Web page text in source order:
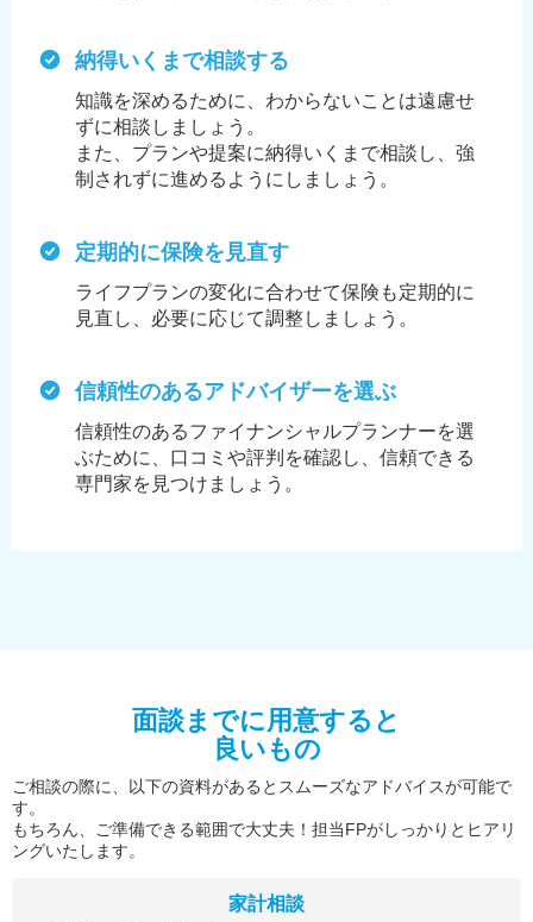
納得いくまで相談する
知識を深めるために、わからないことは遠慮せ
ずに相談しましょう。
また、プランや提案に納得いくまで相談し、強
制されずに進めるようにしましょう。
定期的に保険を見直す
ライフプランの変化に合わせて保険も定期的に
見直し、必要に応じて調整しましょう。
信頼性のあるアドバイザーを選ぶ
信頼性のあるファイナンシャルプランナーを選
ぶために、 口コミや評判を確認し、信頼できる
専門家を見つけましょう。
面談までに用意すると
良いもの
ご相談の際に、以下の資料があるとスムーズなアドバイスが可能で
す。
もちろん、ご準備できる範囲で大丈夫！担当FPがしっかりとヒアリ
ングいたします。
家計相談